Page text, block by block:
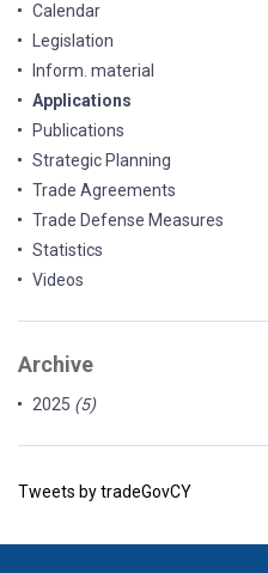
Calendar
Legislation
Inform. material
Applications
Publications
Strategic Planning
Trade Agreements
Trade Defense Measures
Statistics
Videos
Archive
2025 (5)
Tweets by tradeGovCY